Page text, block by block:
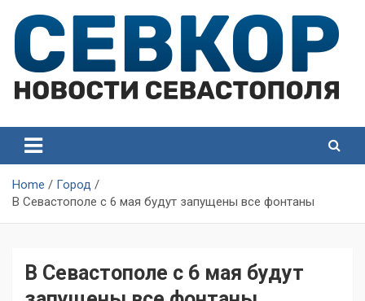
content
Севастополя
Севастополя
Home
Город
В Севастополе с 6 мая будут запущены все фонтаны
В Севастополе с 6 мая будут